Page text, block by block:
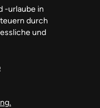
-urlaube in
durch
und